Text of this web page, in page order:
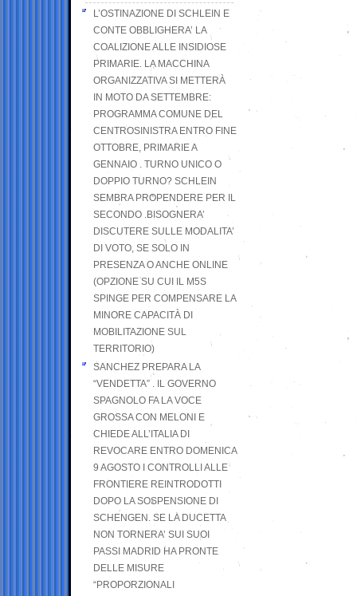
L’OSTINAZIONE DI SCHLEIN E
CONTE OBBLIGHERA’ LA
COALIZIONE ALLE INSIDIOSE
PRIMARIE. LA MACCHINA
ORGANIZZATIVA SI METTERÀ
IN MOTO DA SETTEMBRE:
PROGRAMMA COMUNE DEL
CENTROSINISTRA ENTRO FINE
OTTOBRE, PRIMARIE A
GENNAIO . TURNO UNICO O
DOPPIO TURNO? SCHLEIN
SEMBRA PROPENDERE PER IL
SECONDO .BISOGNERA’
DISCUTERE SULLE MODALITA’
DI VOTO, SE SOLO IN
PRESENZA O ANCHE ONLINE
(OPZIONE SU CUI IL M5S
SPINGE PER COMPENSARE LA
MINORE CAPACITÀ DI
MOBILITAZIONE SUL
TERRITORIO)
SANCHEZ PREPARA LA
“VENDETTA” . IL GOVERNO
SPAGNOLO FA LA VOCE
GROSSA CON MELONI E
CHIEDE ALL’ITALIA DI
REVOCARE ENTRO DOMENICA
9 AGOSTO I CONTROLLI ALLE
FRONTIERE REINTRODOTTI
DOPO LA SOSPENSIONE DI
SCHENGEN. SE LA DUCETTA
NON TORNERA’ SUI SUOI
PASSI MADRID HA PRONTE
DELLE MISURE
“PROPORZIONALI